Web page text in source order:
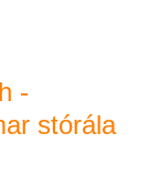
-
stórála